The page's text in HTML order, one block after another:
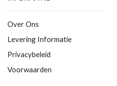
Over Ons
Levering Informatie
Privacybeleid
Voorwaarden